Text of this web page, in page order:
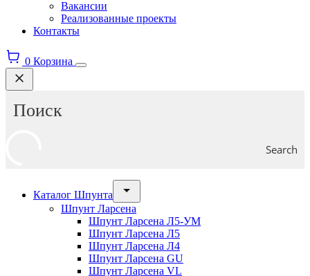
Вакансии
Реализованные проекты
Контакты
0 Корзина
Search
Каталог Шпунта
Шпунт Ларсена
Шпунт Ларсена Л5-УМ
Шпунт Ларсена Л5
Шпунт Ларсена Л4
Шпунт Ларсена GU
Шпунт Ларсена VL